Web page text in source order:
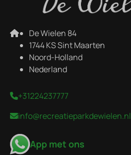
De Wielen 84
1744 KS Sint Maarten
Noord-Holland
Nederland
+31224237777
info@recreatieparkdewielen.nl
App met ons